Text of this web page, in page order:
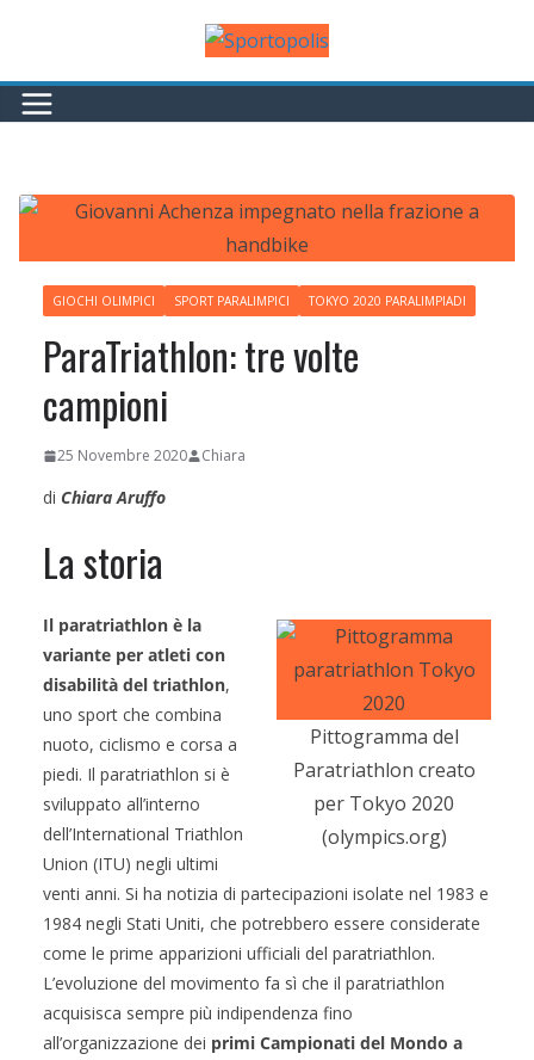
contenuto
GIOCHI OLIMPICI SPORT PARALIMPICI TOKYO 2020 PARALIMPIADI
ParaTriathlon: tre volte
campioni
25 Novembre 2020 Chiara
di Chiara Aruffo
La storia
Pittogramma del
Paratriathlon creato
per Tokyo 2020
(olympics.org)
Il paratriathlon è la
variante per atleti con
disabilità del triathlon,
uno sport che combina
nuoto, ciclismo e corsa a
piedi. Il paratriathlon si è
sviluppato all’interno
dell’International Triathlon
Union (ITU) negli ultimi
venti anni. Si ha notizia di partecipazioni isolate nel 1983 e
1984 negli Stati Uniti, che potrebbero essere considerate
come le prime apparizioni ufficiali del paratriathlon.
L’evoluzione del movimento fa sì che il paratriathlon
acquisisca sempre più indipendenza fino
all’organizzazione dei primi Campionati del Mondo a